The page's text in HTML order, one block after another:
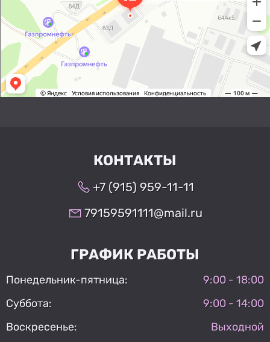
КОНТАКТЫ
+7 (915) 959-11-11
79159591111@mail.ru
ГРАФИК РАБОТЫ
Понедельник-пятница:
9:00 - 18:00
Суббота:
9:00 - 14:00
Воскресенье:
Выходной